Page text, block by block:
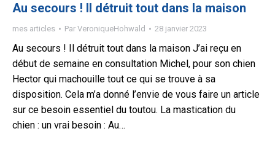
Au secours ! Il détruit tout dans la maison
mes articles Par VeroniqueHohwald 28 janvier 2023
Au secours ! Il détruit tout dans la maison J’ai reçu en
début de semaine en consultation Michel, pour son chien
Hector qui machouille tout ce qui se trouve à sa
disposition. Cela m’a donné l’envie de vous faire un article
sur ce besoin essentiel du toutou. La mastication du
chien : un vrai besoin : Au…